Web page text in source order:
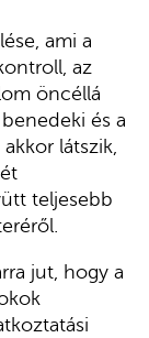
ami a
az
öncéllá
és a
látszik,
teljesebb
jut, hogy a